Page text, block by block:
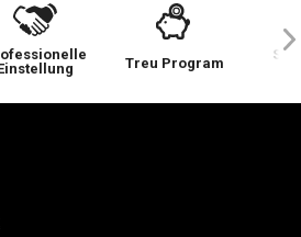
Treu Program
Sie